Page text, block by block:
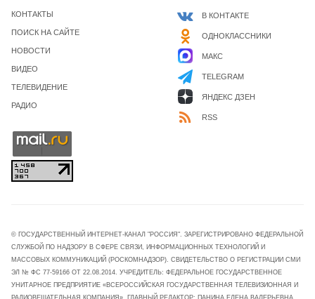
КОНТАКТЫ
ПОИСК НА САЙТЕ
НОВОСТИ
ВИДЕО
ТЕЛЕВИДЕНИЕ
РАДИО
В КОНТАКТЕ
ОДНОКЛАССНИКИ
МАКС
TELEGRAM
ЯНДЕКС ДЗЕН
RSS
© ГОСУДАРСТВЕННЫЙ ИНТЕРНЕТ-КАНАЛ "РОССИЯ". ЗАРЕГИСТРИРОВАНО ФЕДЕРАЛЬНОЙ
СЛУЖБОЙ ПО НАДЗОРУ В СФЕРЕ СВЯЗИ, ИНФОРМАЦИОННЫХ ТЕХНОЛОГИЙ И
МАССОВЫХ КОММУНИКАЦИЙ (РОСКОМНАДЗОР). СВИДЕТЕЛЬСТВО О РЕГИСТРАЦИИ СМИ
ЭЛ № ФС 77-59166 ОТ 22.08.2014. УЧРЕДИТЕЛЬ: ФЕДЕРАЛЬНОЕ ГОСУДАРСТВЕННОЕ
УНИТАРНОЕ ПРЕДПРИЯТИЕ «ВСЕРОССИЙСКАЯ ГОСУДАРСТВЕННАЯ ТЕЛЕВИЗИОННАЯ И